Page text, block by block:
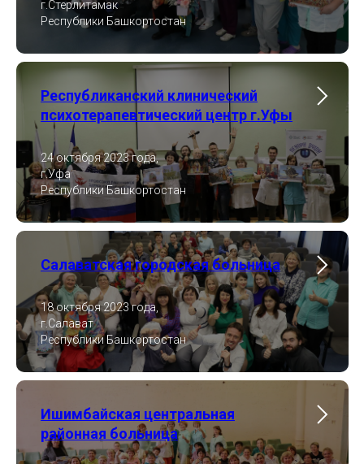
г.Стерлитамак
Республики Башкортостан
Республиканский клинический
психотерапевтический центр г.Уфы
24 октября 2023 года,
г.Уфа
Республики Башкортостан
Салаватская городская больница
18 октября 2023 года,
г.Салават
Республики Башкортостан
Ишимбайская центральная
районная больница